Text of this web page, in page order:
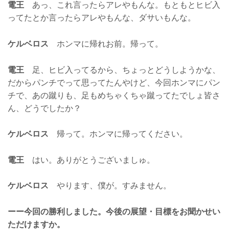
電王 あっ、これ言ったらアレやもんな。もともとヒビ入
ってたとか言ったらアレやもんな、ダサいもんな。
ケルベロス ホンマに帰れお前。帰って。
電王 足、ヒビ入ってるから、ちょっとどうしようかな、
だからパンチでって思ってたんやけど、今回ホンマにパン
チで、あの蹴りも、足もめちゃくちゃ蹴ってたでしょ皆さ
ん、どうでしたか？
ケルベロス 帰って。ホンマに帰ってください。
電王 はい。ありがとうございましゅ。
ケルベロス やります、僕が。すみません。
ーー今回の勝利しました。今後の展望・目標をお聞かせい
ただけますか。